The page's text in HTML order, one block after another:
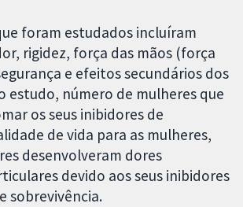
foram estudados incluíram
rigidez, força das mãos (força
e efeitos secundários dos
estudo, número de mulheres que
os seus inibidores de
de vida para as mulheres,
desenvolveram dores
devido aos seus inibidores
sobrevivência.